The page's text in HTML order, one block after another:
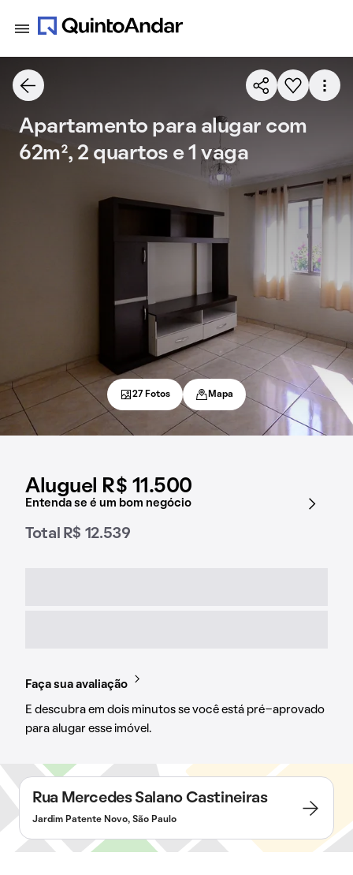
Aluguel R$ 11.500
Entenda se é um bom negócio
Total R$ 12.539
Faça sua avaliação
E descubra em dois minutos se você está pré-aprovado
para alugar esse imóvel.
Apartamento para alugar com
62m², 2 quartos e 1 vaga
27 Fotos Mapa
Rua Mercedes Salano Castineiras
Jardim Patente Novo, São Paulo